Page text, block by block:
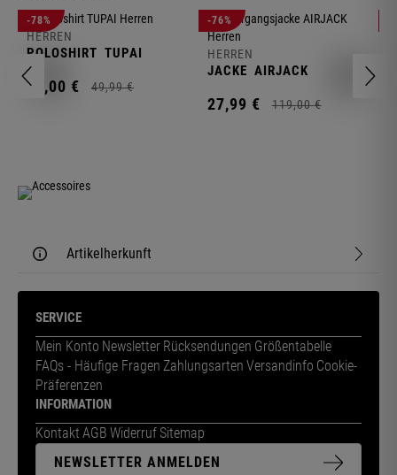
-78%
HERREN
POLOSHIRT TUPAI
11,00 € 49,99 €
-76%
HERREN
JACKE AIRJACK
27,99 € 119,00 €
Artikelherkunft
SERVICE
Mein Konto Newsletter Rücksendungen Größentabelle
FAQs - Häufige Fragen Zahlungsarten Versandinfo Cookie-
Präferenzen
INFORMATION
Kontakt AGB Widerruf Sitemap
NEWSLETTER ANMELDEN